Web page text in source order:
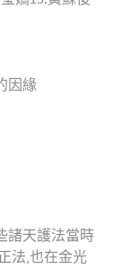
因緣
諸天護法當時
法,也在金光